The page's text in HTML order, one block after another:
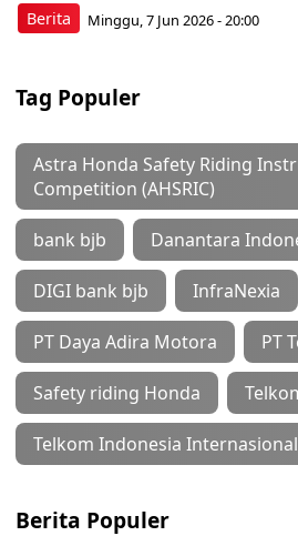
Berita Minggu, 7 Jun 2026 - 20:00
Tag Populer
Astra Honda Safety Riding
Competition (AHSRIC)
bank bjb Danantara
DIGI bank bjb InfraNexia
PT Daya Adira Motora PT
Safety riding Honda
Telkom Indonesia Internasional
Berita Populer